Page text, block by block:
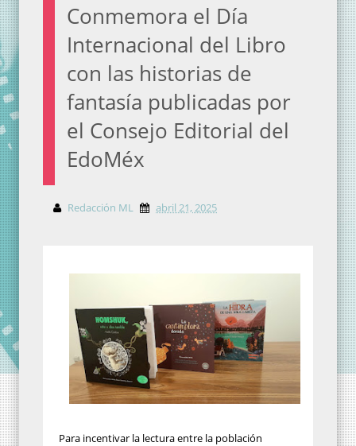
Conmemora el Día
Internacional del Libro
con las historias de
fantasía publicadas por
el Consejo Editorial del
EdoMéx
Redacción ML abril 21, 2025
Para incentivar la lectura entre la población